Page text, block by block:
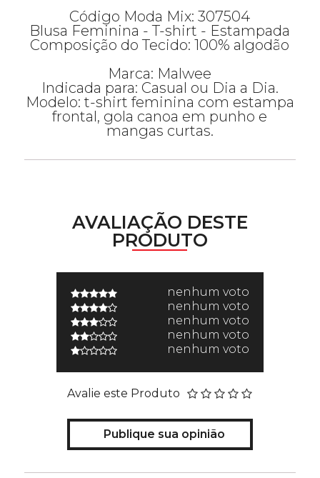
Código Moda Mix: 307504
Blusa Feminina - T-shirt - Estampada
Composição do Tecido: 100% algodão
Marca: Malwee
Indicada para: Casual ou Dia a Dia.
Modelo: t-shirt feminina com estampa
frontal, gola canoa em punho e
mangas curtas.
AVALIAÇÃO DESTE
PRODUTO
nenhum voto
nenhum voto
nenhum voto
nenhum voto
nenhum voto
Avalie este Produto
Publique sua opinião